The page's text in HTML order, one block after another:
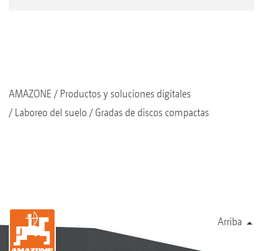
AMAZONE
Productos y soluciones digitales
Laboreo del suelo
Gradas de discos compactas
Arriba